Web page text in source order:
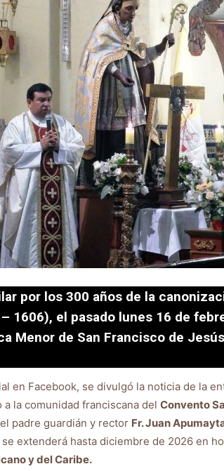
por los 300 años de la
1606), el pasado lunes 16 de
Menor de San Francisco de
en Facebook, se divulgó la noticia de la
la comunidad franciscana del Convento
padre guardián y rector Fr. Juan
extenderá hasta diciembre de 2026 en
y del Caribe.